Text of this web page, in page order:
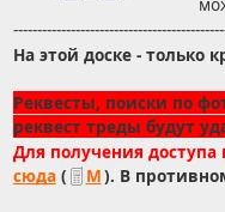
На этой доске - только
Реквесты, поиски по
реквест треды будут
Для получения
сюда( М). В